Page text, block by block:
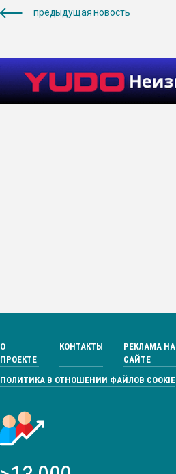
предыдущая новость
О
ПРОЕКТЕ
КОНТАКТЫ
РЕКЛАМА НА
САЙТЕ
ПОЛИТИКА В ОТНОШЕНИИ ФАЙЛОВ COOKIE